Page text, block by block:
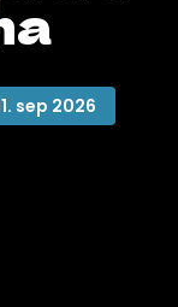
sep 2026